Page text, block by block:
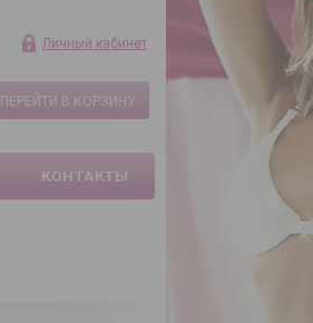
Личный кабинет
ПЕРЕЙТИ В КОРЗИНУ
КОНТАКТЫ